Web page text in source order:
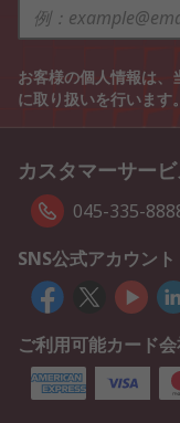
お客様の個人情報は、
に取り扱いを行います。
カスタマーサービ
045-335-
SNS公式アカウント
ご利用可能カード